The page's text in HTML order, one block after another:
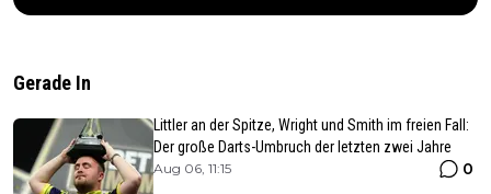
Gerade In
Littler an der Spitze, Wright und Smith im freien Fall:
Der große Darts-Umbruch der letzten zwei Jahre
Aug 06, 11:15 0